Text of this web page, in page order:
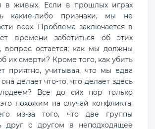
в живых. Если в прошлых играх
какие-либо признаки, мы не
всех. Проблема заключается в
времени заботиться об этих
вопрос остается; как мы должны
их смерти? Кроме того, как убить
приятно, учитывая, что мы едва
делает что-то, что делает здесь
Все до сих пор только
похожим на случай конфликта,
из-за того, что две группы
друг с другом в неподходящее